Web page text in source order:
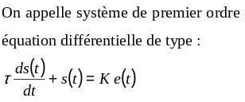
On appelle système de premier ordre
équation différentielle de type :
() ( ) ( )
teK
ts
dt
t
ds
=
+
τ